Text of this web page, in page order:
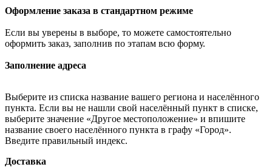
Оформление заказа в стандартном режиме
Если вы уверены в выборе, то можете самостоятельно
оформить заказ, заполнив по этапам всю форму.
Заполнение адреса
Выберите из списка название вашего региона и населённого
пункта. Если вы не нашли свой населённый пункт в списке,
выберите значение «Другое местоположение» и впишите
название своего населённого пункта в графу «Город».
Введите правильный индекс.
Доставка